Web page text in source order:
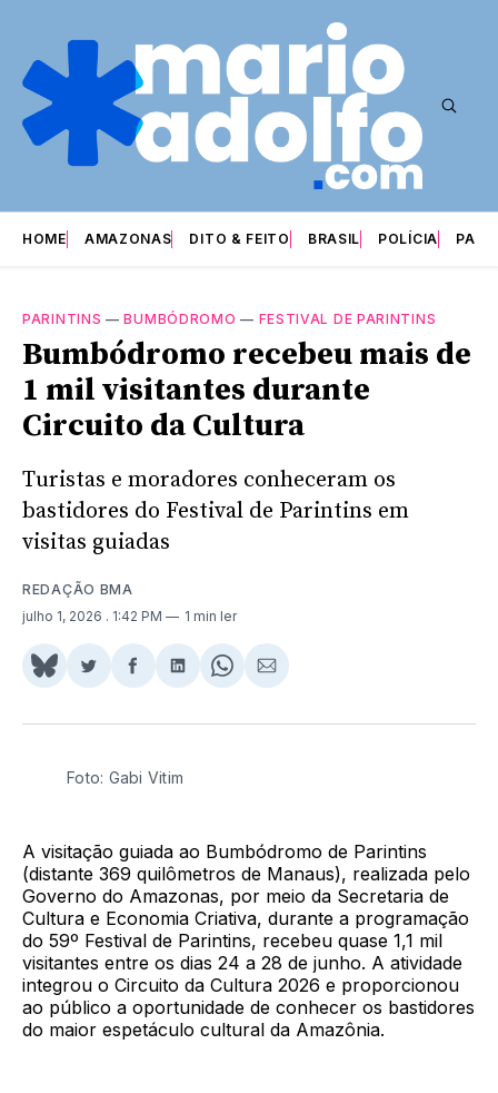
HOME AMAZONAS DITO & FEITO BRASIL POLÍCIA
PARINTINS —BUMBÓDROMO — FESTIVAL DE PARINTINS
Bumbódromo recebeu mais de
1 mil visitantes durante
Circuito da Cultura
Turistas e moradores conheceram os
bastidores do Festival de Parintins em
visitas guiadas
REDAÇÃO BMA
julho 1, 2026 . 1:42 PM 1 min ler
Share
BlueSky
Compartilhar
Twitter
Compartilhar
Facebook
Compartilhar
LinkedIn
Share
WhatsApp
Compartilhar
Email
Foto: Gabi Vitim
A visitação guiada ao Bumbódromo de Parintins
(distante 369 quilômetros de Manaus), realizada pelo
Governo do Amazonas, por meio da Secretaria de
Cultura e Economia Criativa, durante a programação
do 59º Festival de Parintins, recebeu quase 1,1 mil
visitantes entre os dias 24 a 28 de junho. A atividade
integrou o Circuito da Cultura 2026 e proporcionou
ao público a oportunidade de conhecer os bastidores
do maior espetáculo cultural da Amazônia.